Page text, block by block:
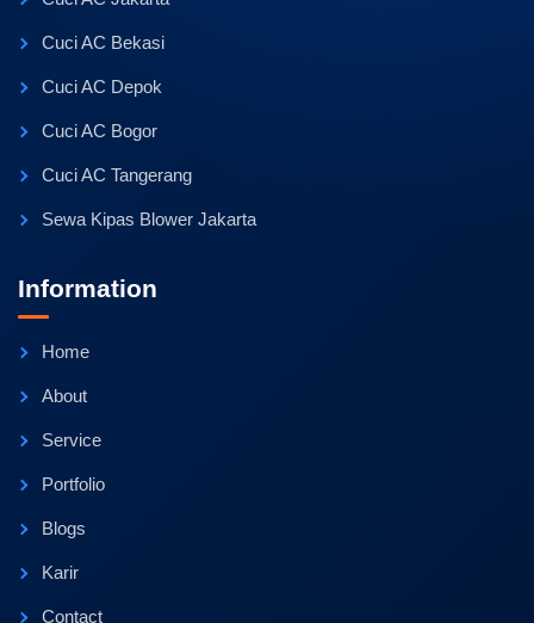
Cuci AC Bekasi
Cuci AC Depok
Cuci AC Bogor
Cuci AC Tangerang
Sewa Kipas Blower Jakarta
Information
Home
About
Service
Portfolio
Blogs
Karir
Contact